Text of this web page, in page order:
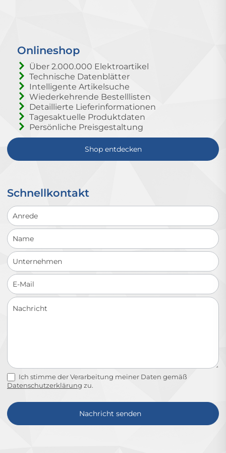
Onlineshop
Über 2.000.000 Elektroartikel
Technische Datenblätter
Intelligente Artikelsuche
Wiederkehrende Bestelllisten
Detaillierte Lieferinformationen
Tagesaktuelle Produktdaten
Persönliche Preisgestaltung
Shop entdecken
Schnellkontakt
Schnellkontakt
Ich stimme der Verarbeitung meiner Daten gemäß
Datenschutzerklärung zu.
Nachricht senden